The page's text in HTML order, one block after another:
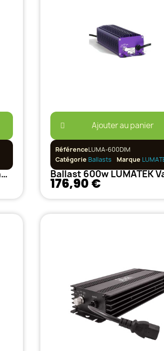
Ballast 400w LUMATEK Variable
Ajouter au panier
RéférenceLUMA-600DIM
CatégorieBallasts Marque
176,90 €